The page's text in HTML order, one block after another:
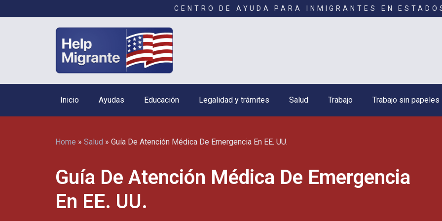
CENTRO DE AYUDA PARA INMIGRANTES EN
Inicio Ayudas Educación Legalidad y trámites Salud Trabajo Trabajo sin papeles
Home » Salud » Guía De Atención Médica De Emergencia En EE. UU.
Guía De Atención Médica De Emergencia
En EE. UU.